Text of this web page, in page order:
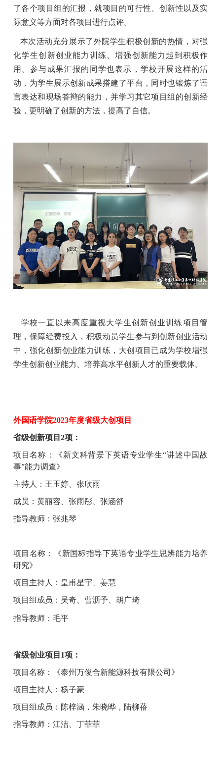
了各个项目组的汇报，就项目的可行性、创新性以及实
际意义等方面对各项目进行点评。
本次活动充分展示了外院学生积极创新的热情，对强
化学生创新创业能力训练、增强创新能力起到积极作
用。参与成果汇报的同学也表示，学校开展这样的活
动，为学生展示创新成果搭建了平台，同时也锻炼了语
言表达和现场答辩的能力，并学习其它项目组的创新经
验，更明确了创新的方法，提高了自信。
学校一直以来高度重视大学生创新创业训练项目管
理，保障经费投入，积极动员学生参与到创新创业活动
中，强化创新创业能力训练，大创项目已成为学校增强
学生创新创业能力、培养高水平创新人才的重要载体。
外国语学院2023年度省级大创项目
省级创新项目 2项：
项目名称： 《新文科背景下英语专业学生“讲述中国故
事”能力调查》
主持人：王玉婷、 张欣雨
成员：黄丽容 张雨彤、 张涵舒
指导教师：张兆琴
项目名称：《新国标指导下英语专业学生思辨能力培养
研究》
项目主持人：皇甫星宇、姜慧
项目组成员：吴奇、曹沥予、胡广琦
指导教师：毛平
省级创业项目 1项：
项目名称：《泰州万俊合新能源科技有限公司 》
项目 主持人 ： 杨子豪
项目组 成员 ： 陈梓涵，朱晓晔，陆柳蓓
指导教师：江洁、丁菲菲